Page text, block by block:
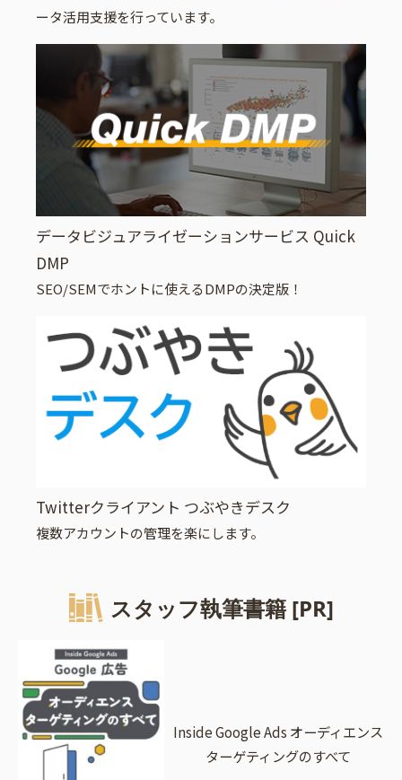
ータ活用支援を行っています。
データビジュアライゼーションサービス Quick
DMP
SEO/SEMでホントに使えるDMPの決定版！
Twitterクライアント つぶやきデスク
複数アカウントの管理を楽にします。
スタッフ執筆書籍 [PR]
Inside Google Ads オーディエンス
ターゲティングのすべて